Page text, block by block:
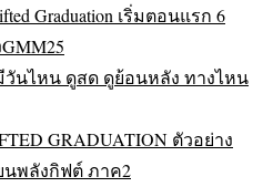
Graduation เริ่มตอนแรก 6
มีวันไหน ดูสด ดูย้อนหลัง ทางไหน
GRADUATION ตัวอย่าง
นพลังกิฟต์ ภาค2